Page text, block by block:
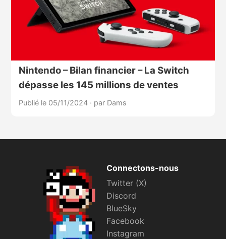
Nintendo – Bilan financier – La Switch
dépasse les 145 millions de ventes
Publié le 05/11/2024 · par Dams
Connectons-nous
Twitter (X)
Discord
BlueSky
Facebook
Instagram